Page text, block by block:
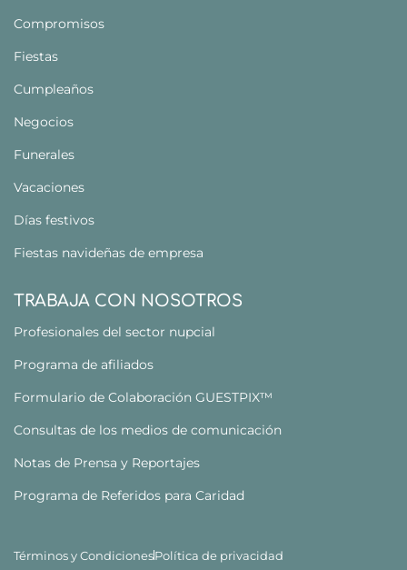
Compromisos
Fiestas
Cumpleaños
Negocios
Funerales
Vacaciones
Días festivos
Fiestas navideñas de empresa
TRABAJA CON NOSOTROS
Profesionales del sector nupcial
Programa de afiliados
Formulario de Colaboración GUESTPIX™
Consultas de los medios de comunicación
Notas de Prensa y Reportajes
Programa de Referidos para Caridad
Términos y CondicionesPolítica de privacidad